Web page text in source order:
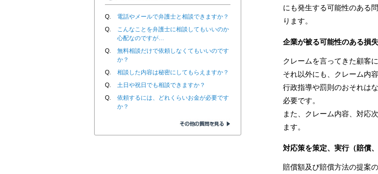
にも発生する可能性のある
ります。
企業が被る可能性のある損
クレームを言ってきた顧客
それ以外にも、クレーム内
行政指導や罰則のおそれは
必要です。
また、クレーム内容、対応
ます。
対応策を策定、実行（賠償
賠償額及び賠償方法の提案
Q.
電話やメールで弁護士と相談できますか？
Q.
こんなことを弁護士に相談してもいいのか
心配なのですが…
Q.
無料相談だけで依頼しなくてもいいのです
か？
Q.
相談した内容は秘密にしてもらえますか？
Q.
土日や祝日でも相談できますか？
Q.
依頼するには、どれくらいお金が必要です
か？